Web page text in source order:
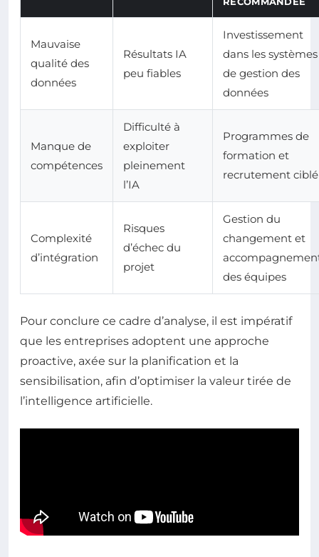
Mauvaise
qualité des
données
Résultats IA
peu fiables
Investissement
dans les systèmes
de gestion des
données
Manque de
compétences
Difficulté à
exploiter
pleinement
l’IA
Programmes de
formation et
recrutement ciblé
Complexité
d’intégration
Risques
d’échec du
projet
Gestion du
changement et
des équipes
Pour conclure ce cadre d’analyse, il est impératif
que les entreprises adoptent une approche
proactive, axée sur la planification et la
sensibilisation, afin d’optimiser la valeur tirée de
l’intelligence artificielle.